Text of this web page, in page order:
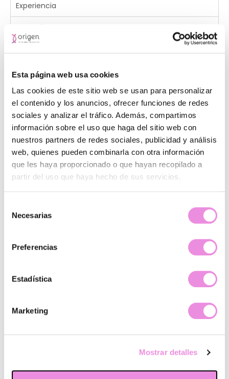
Esta página web usa cookies
Las cookies de este sitio web se usan para personalizar
el contenido y los anuncios, ofrecer funciones de redes
sociales y analizar el tráfico. Además, compartimos
información sobre el uso que haga del sitio web con
nuestros partners de redes sociales, publicidad y análisis
web, quienes pueden combinarla con otra información
que les haya proporcionado o que hayan recopilado a
partir del uso que haya hecho de sus servicios.
Necesarias
Preferencias
Estadística
Marketing
Mostrar detalles
Experiencia
Otros datos
Clínicas donde trabaja
FIGUERES
La Rambla 18, 17600 Figueres, Gerona
872 72 96 25